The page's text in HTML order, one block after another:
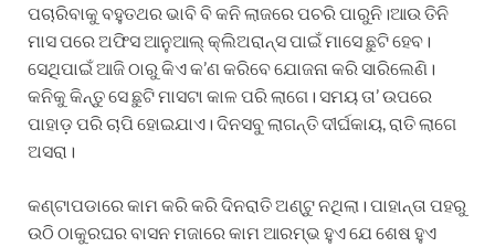
ପଚାରିବାକୁ ବହୁତଥର ଭାବି ବି କନି ଲାଜରେ ପଚରି ପାରୁନି।ଆଉ ତିନି
ମାସ ପରେ ଅଫିସ ଆନୁଆଲ୍ କ୍ଲିଅରାନ୍ସ ପାଇଁ ମାସେ ଛୁଟି ହେବ।
ସେଥିପାଇଁ ଆଜି ଠାରୁ କିଏ କ’ଣ କରିବେ ଯୋଜନା କରି ସାରିଲେଣି।
କନିକୁ କିନ୍ତୁ ସେ ଛୁଟି ମାସଟା କାଳ ପରି ଲାଗେ। ସମୟ ତା’ ଉପରେ
ପାହାଡ଼ ପରି ଚାପି ହୋଇଯାଏ। ଦିନସବୁ ଲାଗନ୍ତି ଦୀର୍ଘକାୟ, ରାତି ଲାଗେ
ଅସରା।
କଣ୍ଟାପଡାରେ କାମ କରି କରି ଦିନରାତି ଅଣ୍ଟୁ ନଥିଲା। ପାହାନ୍ତା ପହରୁ
ଉଠି ଠାକୁରଘର ବାସନ ମଜାରେ କାମ ଆରମ୍ଭ ହୁଏ ଯେ ଶେଷ ହୁଏ